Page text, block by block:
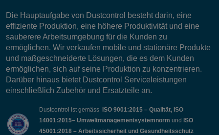
Die Hauptaufgabe von Dustcontrol besteht darin, eine
effiziente Produktion, eine höhere Produktivität und eine
sauberere Arbeitsumgebung für die Kunden zu
ermöglichen. Wir verkaufen mobile und stationäre Produkte
und maßgeschneiderte Lösungen, die es dem Kunden
ermöglichen, sich auf seine Produktion zu konzentrieren.
Darüber hinaus bietet Dustcontrol Serviceleistungen
einschließlich Zubehör und Ersatzteile an.
Dustcontrol ist gemäss
ISO 9001:2015 – Qualität, ISO
14001:2015– Umweltmanagementsystemnorm und ISO
45001:2018 – Arbeitssicherheit und Gesundheitsschutz